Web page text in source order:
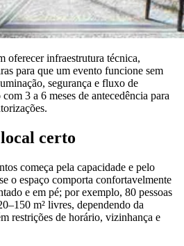
oferecer infraestrutura técnica,
para que um evento funcione sem
segurança e fluxo de
3 a 6 meses de antecedência para
certo
começa pela capacidade e pelo
o espaço comporta confortavelmente
e em pé; por exemplo, 80 pessoas
m² livres, dependendo da
restrições de horário, vizinhança e